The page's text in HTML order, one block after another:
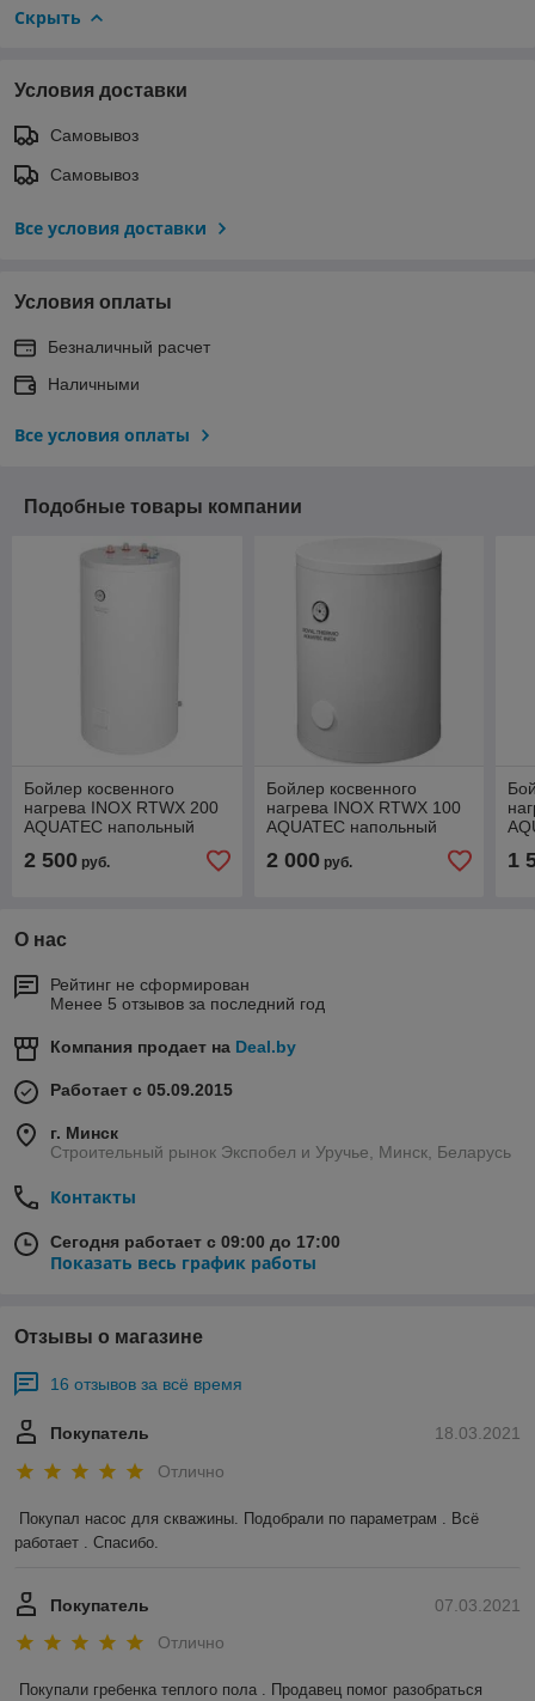
Скрыть
Условия доставки
Самовывоз
Самовывоз
Все условия доставки
Условия оплаты
Безналичный расчет
Наличными
Все условия оплаты
Подобные товары компании
Бойлер косвенного
нагрева INOX RTWX 200
AQUATEC напольный
2 500 руб.
Бойлер косвенного
нагрева INOX RTWX 100
AQUATEC напольный
2 000руб. 1
О нас
Рейтинг не сформирован
Менее 5 отзывов за последний год
Компания продает на Deal.by
Работает с 05.09.2015
г. Минск
Строительный рынок Экспобел и Уручье, Минск, Беларусь
Контакты
Сегодня работает с 09:00 до 17:00
Показать весь график работы
Отзывы о магазине
16 отзывов за всё время
18.03.2021
Покупатель
Отлично
Покупал насос для скважины. Подобрали по параметрам . Всё
работает . Спасибо.
07.03.2021
Покупатель
Отлично
Покупали гребенка теплого пола . Продавец помог разобраться